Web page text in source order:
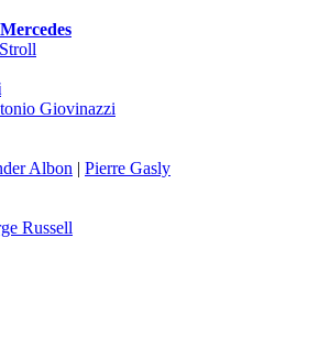
Giovinazzi
Albon | Pierre Gasly
Russell